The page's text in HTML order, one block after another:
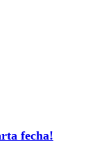
fecha!